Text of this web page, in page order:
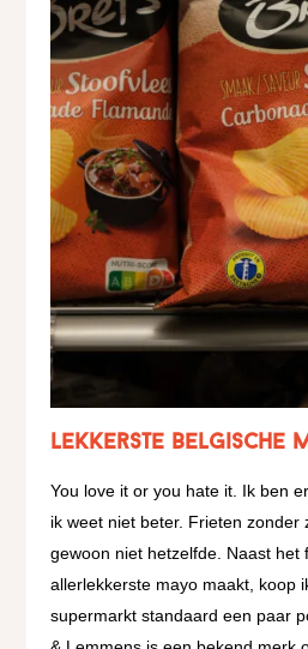
Lekkerste Belgische
You love it or you hate it. Ik ben
ik weet niet beter. Frieten zonder
gewoon niet hetzelfde. Naast het
allerlekkerste mayo maakt, koop
supermarkt standaard een paar